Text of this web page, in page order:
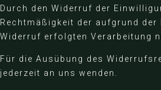
Durch den Widerruf der
Rechtmäßigkeit der aufgrund
Widerruf erfolgten Verarbeitung
Für die Ausübung des
jederzeit an uns wenden.